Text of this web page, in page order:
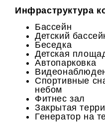
Инфраструктура
Бассейн
Детский
Беседка
Детская
Автопарковка
Спортивные
небом
Фитнес зал
Закрытая
Генератор на